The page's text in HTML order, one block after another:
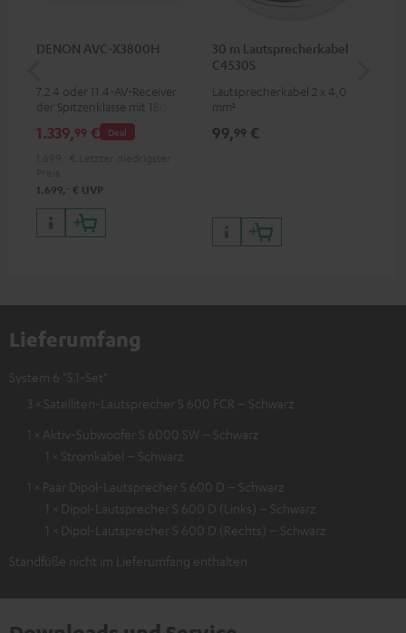
DENON AVC-X3800H
7.2.4 oder 11.4-AV-Receiver
der Spitzenklasse mit 180 Watt
Ausgangsleistung pro Kanal
Deal
1.339,99 €
1.699, ‐ € UVP
30 m Lautsprecherkabel
C4530S
Lautsprecherkabel 2 x 4,0
mm²
99,99 €
Lieferumfang
System 6 "5.1-Set"
3 × Satelliten-Lautsprecher S 600 FCR – Schwarz
1 × Aktiv-Subwoofer S 6000 SW – Schwarz
1 × Stromkabel – Schwarz
1 × Paar Dipol-Lautsprecher S 600 D – Schwarz
1 × Dipol-Lautsprecher S 600 D (Links) – Schwarz
1 × Dipol-Lautsprecher S 600 D (Rechts) – Schwarz
Standfüße nicht im Lieferumfang enthalten